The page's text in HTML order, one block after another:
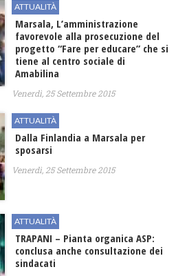
ATTUALITÀ
Marsala, L’amministrazione
favorevole alla prosecuzione del
progetto “Fare per educare” che si
tiene al centro sociale di
Amabilina
Venerdì, 25 Settembre 2015
ATTUALITÀ
Dalla Finlandia a Marsala per
sposarsi
Venerdì, 25 Settembre 2015
ATTUALITÀ
TRAPANI – Pianta organica ASP:
conclusa anche consultazione dei
sindacati